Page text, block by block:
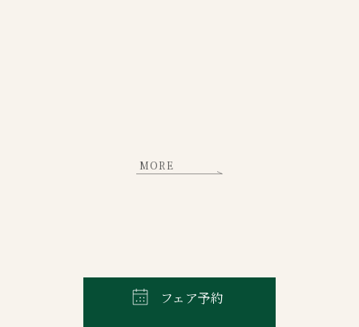
MORE
フェア予約